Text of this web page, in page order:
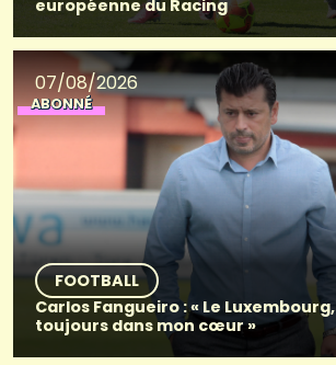
européenne du Racing
07/08/2026
ABONNÉ
FOOTBALL
Carlos Fangueiro : « Le Luxembourg,
toujours dans mon cœur »